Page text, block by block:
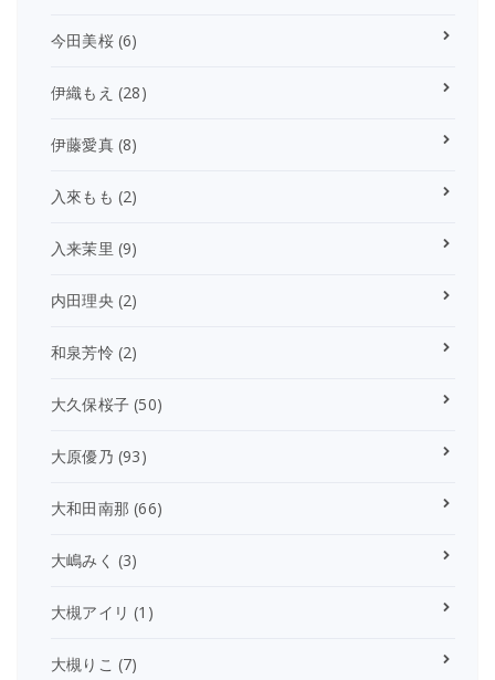
今田美桜(6)
伊織もえ (28)
伊藤愛真(8)
入來もも (2)
入来茉里 (9)
内田理央 (2)
和泉芳怜 (2)
大久保桜子 (50)
大原優乃 (93)
大和田南那 (66)
大嶋みく (3)
大槻アイリ (1)
大槻りこ (7)